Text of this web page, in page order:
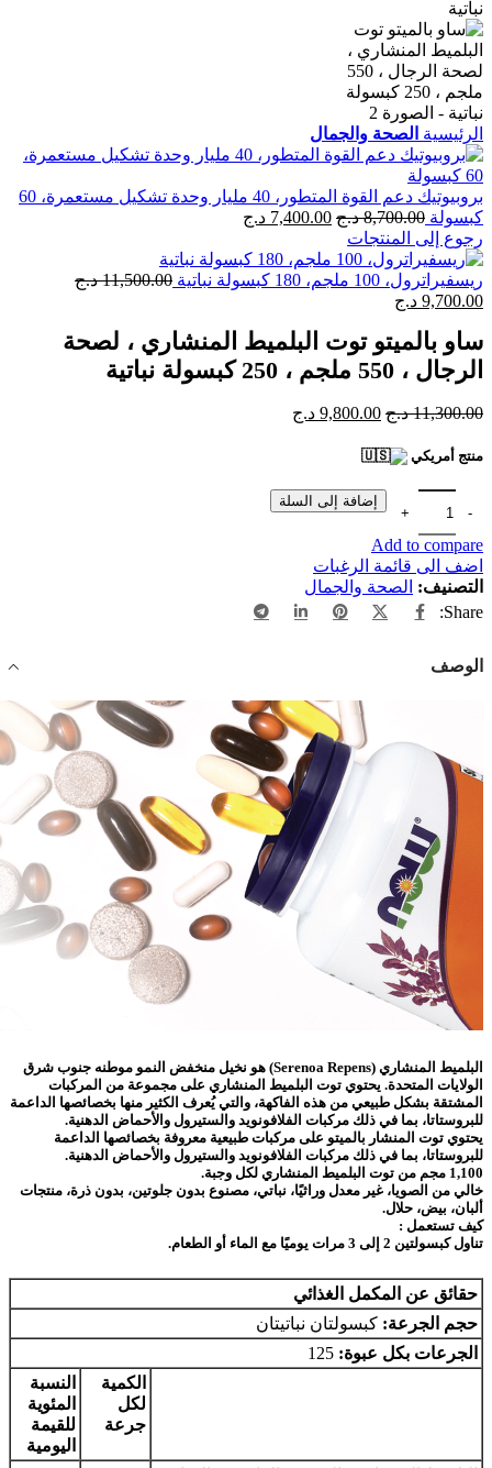
الرئيسية الصحة والجمال
بروبيوتيك دعم القوة المتطور، 40 مليار وحدة تشكيل مستعمرة، 60
كبسولة 8,700.00 د.ج 7,400.00 د.ج
رجوع إلى المنتجات
ريسفيراترول، 100 ملجم، 180 كبسولة نباتية 11,500.00 د.ج
9,700.00 د.ج
ساو بالميتو توت البلميط المنشاري ، لصحة
الرجال ، 550 ملجم ، 250 كبسولة نباتية
11,300.00 د.ج 9,800.00 د.ج
منتج أمريكي
إضافة إلى السلة
Add to compare
اضف الى قائمة الرغبات
التصنيف: الصحة والجمال
Share:
الوصف
البلميط المنشاري (Serenoa Repens) هو نخيل منخفض النمو موطنه جنوب شرق
الولايات المتحدة. يحتوي توت البلميط المنشاري على مجموعة من المركبات
المشتقة بشكل طبيعي من هذه الفاكهة، والتي يُعرف الكثير منها بخصائصها الداعمة
للبروستاتا، بما في ذلك مركبات الفلافونويد والستيرول والأحماض الدهنية.
يحتوي توت المنشار بالميتو على مركبات طبيعية معروفة بخصائصها الداعمة
للبروستاتا، بما في ذلك مركبات الفلافونويد والستيرول والأحماض الدهنية.
1,100 مجم من توت البلميط المنشاري لكل وجبة.
خالي من الصويا، غير معدل وراثيًا، نباتي، مصنوع بدون جلوتين، بدون ذرة، منتجات
ألبان، بيض، حلال.
كيف تستعمل :
تناول كبسولتين 2 إلى 3 مرات يوميًا مع الماء أو الطعام
.
حقائق عن المكمل الغذائي
حجم الجرعة: كبسولتان نباتيتان
الجرعات بكل عبوة:
الكمية
لكل
جرعة
النسبة
المئوية
للقيمة
اليومية